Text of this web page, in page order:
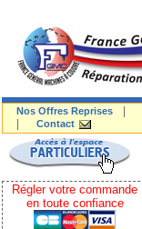
Nos Offres Reprises
Contact
Régler votre commande
en toute confiance